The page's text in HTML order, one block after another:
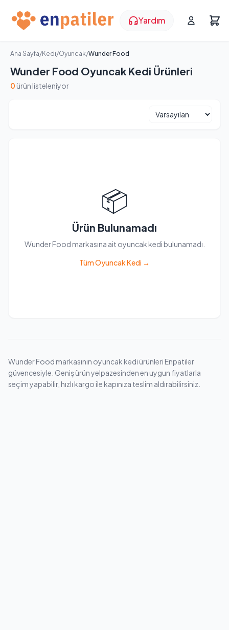
Yardım
Ana Sayfa/Kedi/Oyuncak/Wunder Food
Wunder Food Oyuncak Kedi Ürünleri
0 ürün listeleniyor
📦
Ürün Bulunamadı
Wunder Food markasına ait oyuncak kedi bulunamadı.
Tüm Oyuncak Kedi →
Wunder Food markasının oyuncak kedi ürünleri Enpatiler
güvencesiyle. Geniş ürün yelpazesinden en uygun fiyatlarla
seçim yapabilir, hızlı kargo ile kapınıza teslim aldırabilirsiniz.